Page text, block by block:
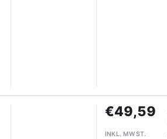
€49,59
INKL. MWST.